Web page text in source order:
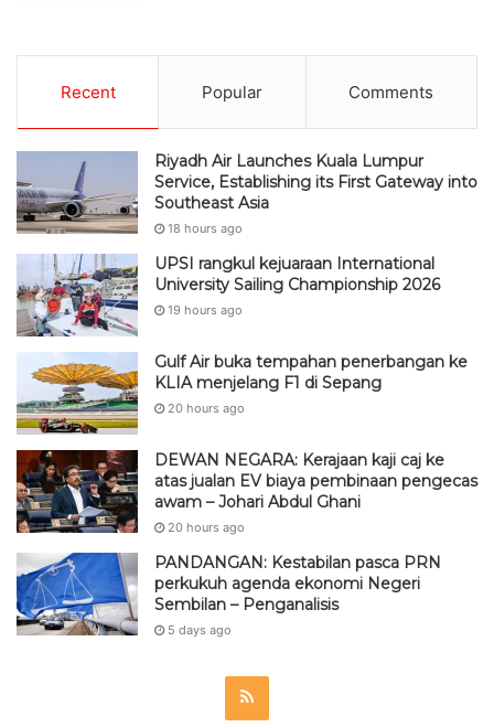
Recent Popular Comments
Riyadh Air Launches Kuala Lumpur
Service, Establishing its First Gateway into
Southeast Asia
18 hours ago
UPSI rangkul kejuaraan International
University Sailing Championship 2026
19 hours ago
Gulf Air buka tempahan penerbangan ke
KLIA menjelang F1 di Sepang
20 hours ago
DEWAN NEGARA: Kerajaan kaji caj ke
atas jualan EV biaya pembinaan pengecas
awam – Johari Abdul Ghani
20 hours ago
PANDANGAN: Kestabilan pasca PRN
perkukuh agenda ekonomi Negeri
Sembilan – Penganalisis
5 days ago